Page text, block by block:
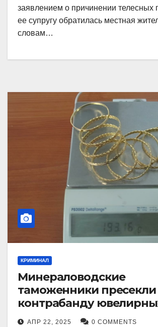
заявлением о причинении телесных
ее супругу обратилась местная
словам…
КРИМИНАЛ
Минераловодские
таможенники пресекли
контрабанду
изделий на 2 млн рублей
АПР 22, 2025 0 COMMENTS